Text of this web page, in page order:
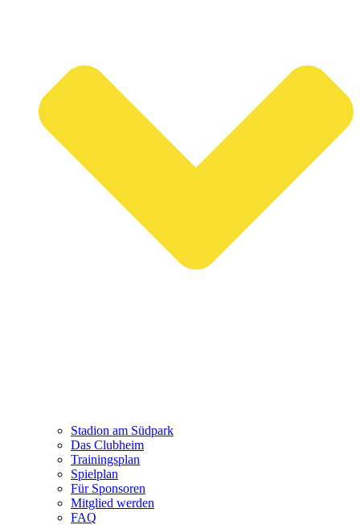
Stadion am Südpark
Das Clubheim
Trainingsplan
Spielplan
Für Sponsoren
Mitglied werden
FAQ